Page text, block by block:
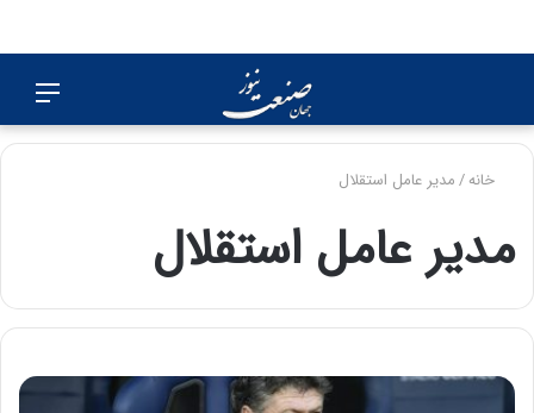
برای
خانه/مدیر عامل استقلال
مدیر عامل استقلال